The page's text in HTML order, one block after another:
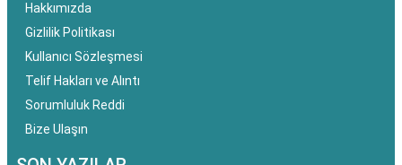
Hakkımızda
Gizlilik Politikası
Kullanıcı Sözleşmesi
Telif Hakları ve Alıntı
Sorumluluk Reddi
Bize Ulaşın